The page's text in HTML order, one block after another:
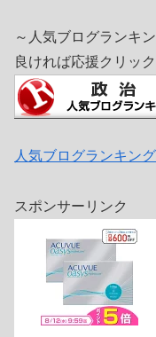
～人気ブログランキ
良ければ応援クリッ
人気ブログランキン
スポンサーリンク